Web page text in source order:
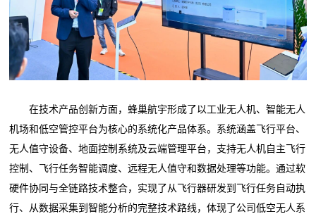
在技术产品创新方面，蜂巢航宇形成了以工业无人机、智能无人
机场和低空管控平台为核心的系统化产品体系。系统涵盖飞行平台、
无人值守设备、地面控制系统及云端管理平台，支持无人机自主飞行
控制、飞行任务智能调度、远程无人值守和数据处理等功能。通过软
硬件协同与全链路技术整合，实现了从飞行器研发到飞行任务自动执
行、从数据采集到智能分析的完整技术路线，体现了公司低空无人系